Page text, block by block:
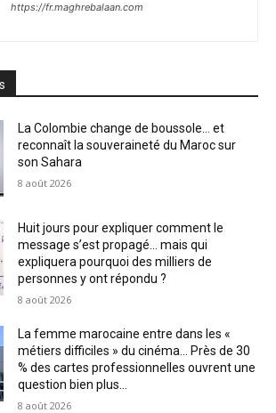
https://fr.maghrebalaan.com
La Colombie change de boussole… et
reconnaît la souveraineté du Maroc sur
son Sahara
8 août 2026
Huit jours pour expliquer comment le
message s’est propagé… mais qui
expliquera pourquoi des milliers de
personnes y ont répondu ?
8 août 2026
La femme marocaine entre dans les «
métiers difficiles » du cinéma… Près de 30
% des cartes professionnelles ouvrent une
question bien plus...
8 août 2026